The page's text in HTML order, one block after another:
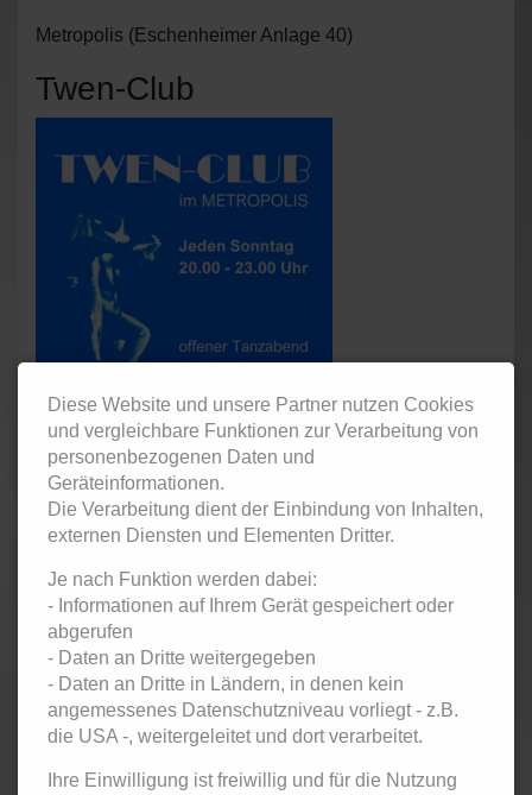
Metropolis (Eschenheimer Anlage 40)
Twen-Club
Tanzparty im Metropolis für Erwachsene und Singles.
Eintritt:
5,- € Kursteilnehmer / 7,- € Ehemalige Kursteilnehmer
und Gäste
Zurück
< Januar 2026 Februar 2026
März 2026 >
Diese Website und unsere Partner nutzen Cookies
und vergleichbare Funktionen zur Verarbeitung von
personenbezogenen Daten und
Geräteinformationen.
Die Verarbeitung dient der Einbindung von Inhalten,
externen Diensten und Elementen Dritter.
Je nach Funktion werden dabei:
- Informationen auf Ihrem Gerät gespeichert oder
abgerufen
- Daten an Dritte weitergegeben
- Daten an Dritte in Ländern, in denen kein
angemessenes Datenschutzniveau vorliegt - z.B.
die USA -, weitergeleitet und dort verarbeitet.
Ihre Einwilligung ist freiwillig und für die Nutzung